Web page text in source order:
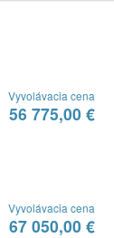
Vyvolávacia cena
56 775,00 €
Vyvolávacia cena
67 050,00 €